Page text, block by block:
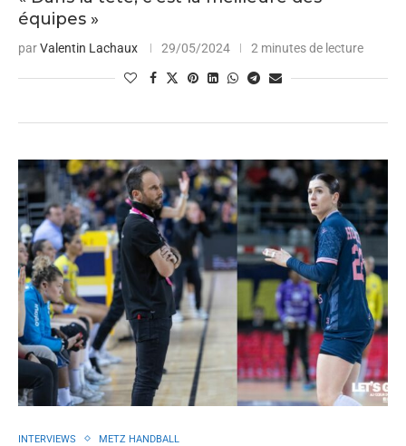
équipes »
parValentin Lachaux 29/05/2024 2 minutes de lecture
INTERVIEWS METZ HANDBALL